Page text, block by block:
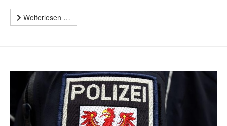
Weiterlesen …